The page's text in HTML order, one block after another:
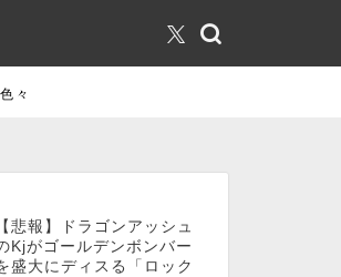
々
【悲報】ドラゴンアッシュ
Kjがゴールデンボンバー
盛大にディスる「ロック